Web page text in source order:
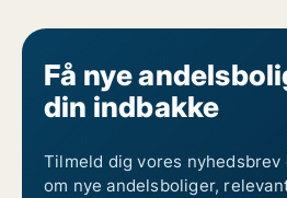
Få nye
din indbakke
Tilmeld dig vores nyhedsbrev
om nye andelsboliger,